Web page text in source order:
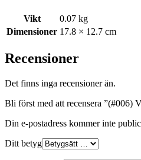
Vikt
0.07 kg
Dimensioner 17.8 × 12.7 cm
Recensioner
Det finns inga recensioner än.
Bli först med att recensera ”(#006)
Din e-postadress kommer inte
Ditt betyg